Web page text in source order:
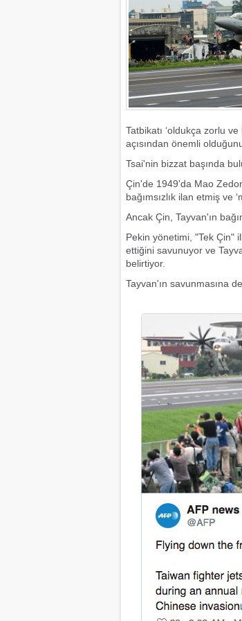
Tatbikatı ‘oldukça zorlu
açısından önemli
Tsai'nin bizzat başında
Çin'de 1949'da Mao
bağımsızlık ilan etmiş ve
Ancak Çin, Tayvan'ın
Pekin yönetimi, "Tek Çin"
ettiğini savunuyor ve
belirtiyor.
Tayvan'ın savunmasına